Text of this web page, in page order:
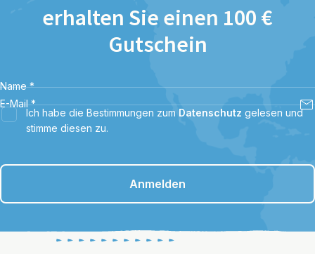
erhalten Sie einen 100 €
Gutschein
Name *
E-Mail *
Ich habe die Bestimmungen zum Datenschutz gelesen und
stimme diesen zu.
Anmelden